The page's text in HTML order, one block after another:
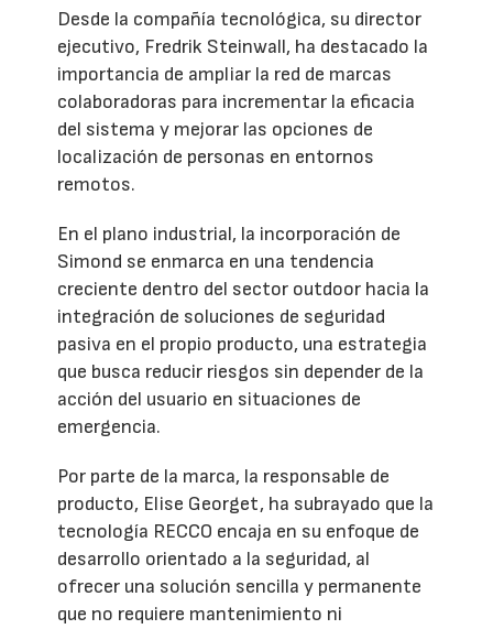
Desde la compañía tecnológica, su director
ejecutivo, Fredrik Steinwall, ha destacado la
importancia de ampliar la red de marcas
colaboradoras para incrementar la eficacia
del sistema y mejorar las opciones de
localización de personas en entornos
remotos.
En el plano industrial, la incorporación de
Simond se enmarca en una tendencia
creciente dentro del sector outdoor hacia la
integración de soluciones de seguridad
pasiva en el propio producto, una estrategia
que busca reducir riesgos sin depender de la
acción del usuario en situaciones de
emergencia.
Por parte de la marca, la responsable de
producto, Elise Georget, ha subrayado que la
tecnología RECCO encaja en su enfoque de
desarrollo orientado a la seguridad, al
ofrecer una solución sencilla y permanente
que no requiere mantenimiento ni